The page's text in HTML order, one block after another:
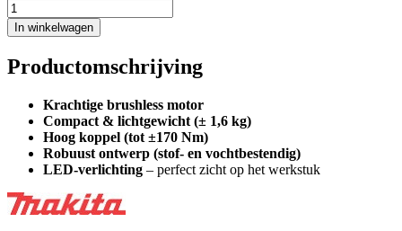
In winkelwagen
Productomschrijving
Krachtige brushless motor
Compact & lichtgewicht (± 1,6 kg)
Hoog koppel (tot ±170 Nm)
Robuust ontwerp (stof- en vochtbestendig)
LED-verlichting – perfect zicht op het werkstuk